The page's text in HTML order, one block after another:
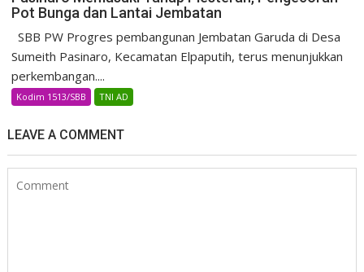
Pot Bunga dan Lantai Jembatan
SBB PW Progres pembangunan Jembatan Garuda di Desa
Sumeith Pasinaro, Kecamatan Elpaputih, terus menunjukkan
perkembangan....
Kodim 1513/SBB TNI AD
LEAVE A COMMENT